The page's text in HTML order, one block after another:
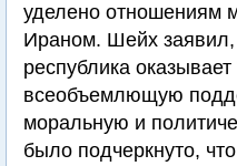
уделено отношениям
Ираном. Шейх заявил,
республика
всеобъемлющую
моральную и
было подчеркнуто,